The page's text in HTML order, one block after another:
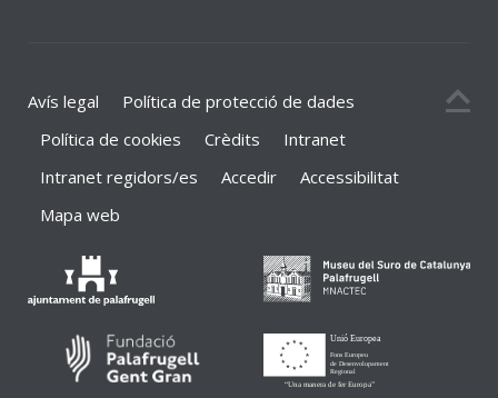
Avís legal
Política de protecció de dades
Política de cookies
Crèdits
Intranet
Intranet regidors/es
Accedir
Accessibilitat
Mapa web